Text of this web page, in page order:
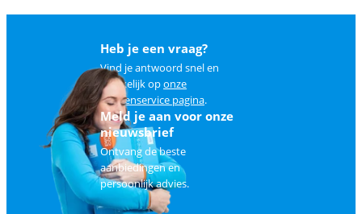
Heb je een vraag?
Vind je antwoord snel en
makkelijk oponze
klantenservice pagina.
Meld je aan voor onze
nieuwsbrief
Ontvang de beste
aanbiedingen en
persoonlijk advies.